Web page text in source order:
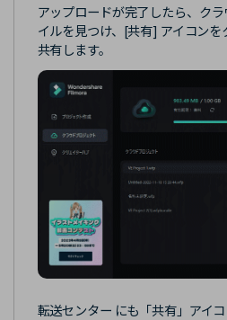
アップロードが完了したら、ク
イルを見つけ、[共有] アイコン
共有します。
転送センター にも「共有」アイコ